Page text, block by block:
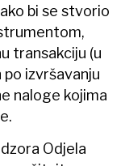
bi se stvorio
transakciju (u
izvršavanju
naloge kojima
Odjela